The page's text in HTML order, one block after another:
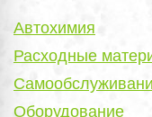
Автохимия
Расходные
Оборудование